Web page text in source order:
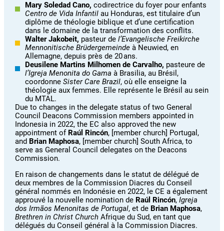
Mary Soledad Cano,codirectrice du foyer pour enfants
Centro de Vida Infantil au Honduras, est titulaire d’un
diplôme de théologie biblique et d’une certification
dans le domaine de la transformation des conflits.
Walter Jakobeit, pasteur del’Evangelische Freikirche
Mennonitische Brüdergemeinde à Neuwied, en
Allemagne, depuis près de 20 ans.
Deusilene Martins Milhomen de Carvalho, pasteure de
l’Igreja Menonita do Gama à Brasilia, au Brésil,
coordonneSister Care Brazil, où elle enseigne la
théologie aux femmes. Elle représente le Brésil au sein
du MTAL.
Due to changes in the delegate status of two General
Council Deacons Commission members appointed in
Indonesia in 2022, the EC also approved the new
appointment of Raúl Rincón, [member church] Portugal,
and Brian Maphosa, [member church] South Africa, to
serve as General Council delegates on the Deacons
Commission.
En raison de changements dans le statut de délégué de
deux membres de la Commission Diacres du Conseil
général nommés en Indonésie en 2022, le CE a également
approuvé la nouvelle nomination de Raúl Rincón,Igreja
dos Irmãos Menonitas de Portugal, et de Brian Maphosa,
Brethren in Christ Church Afrique du Sud, en tant que
délégués du Conseil général à la Commission Diacres.